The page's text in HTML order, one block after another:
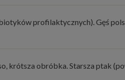
profilaktycznych). Gęś
krótsza obróbka. Starsza ptak